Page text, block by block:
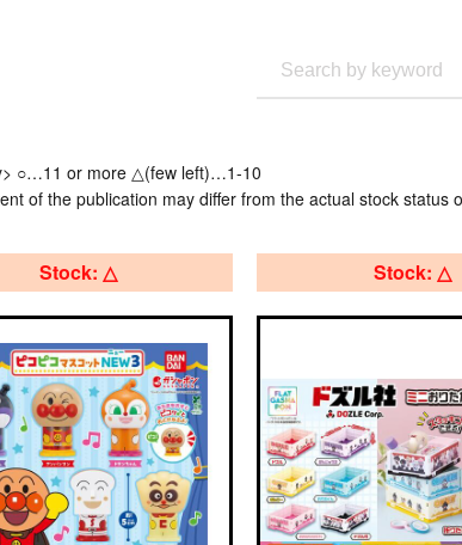
○…11 or more △(few left)…1-10
of the publication may differ from the actual stock status
Stock: △ Stock: △